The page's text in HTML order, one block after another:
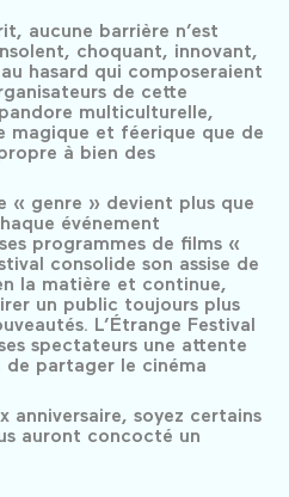
aucune barrière n’est
choquant, innovant,
hasard qui composeraient
de cette
multiculturelle,
magique et féerique que de
à bien des
« genre » devient plus que
événement
programmes de films «
consolide son assise de
la matière et continue,
un public toujours plus
L’Étrange Festival
spectateurs une attente
partager le cinéma
anniversaire, soyez certains
auront concocté un